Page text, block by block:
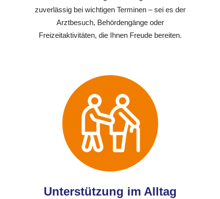
zuverlässig bei wichtigen Terminen – sei es der
Arztbesuch, Behördengänge oder
Freizeitaktivitäten, die Ihnen Freude bereiten.
Unterstützung im Alltag